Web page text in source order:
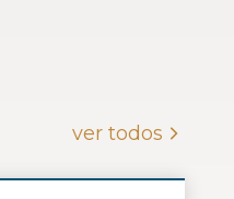
ver todos